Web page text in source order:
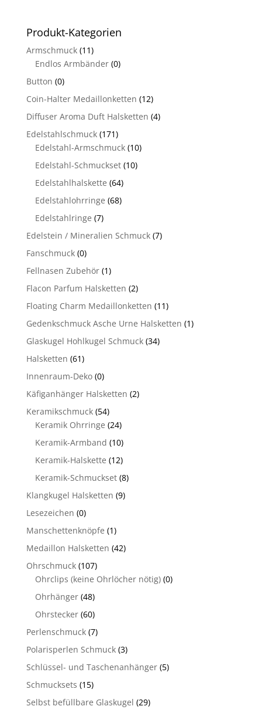
Produkt-Kategorien
Armschmuck (11)
Endlos Armbänder (0)
Button (0)
Coin-Halter Medaillonketten (12)
Diffuser Aroma Duft Halsketten (4)
Edelstahlschmuck (171)
Edelstahl-Armschmuck (10)
Edelstahl-Schmuckset (10)
Edelstahlhalskette (64)
Edelstahlohrringe (68)
Edelstahlringe (7)
Edelstein / Mineralien Schmuck (7)
Fanschmuck (0)
Fellnasen Zubehör (1)
Flacon Parfum Halsketten (2)
Floating Charm Medaillonketten (11)
Gedenkschmuck Asche Urne Halsketten (1)
Glaskugel Hohlkugel Schmuck (34)
Halsketten (61)
Innenraum-Deko (0)
Käfiganhänger Halsketten (2)
Keramikschmuck (54)
Keramik Ohrringe (24)
Keramik-Armband (10)
Keramik-Halskette (12)
Keramik-Schmuckset (8)
Klangkugel Halsketten (9)
Lesezeichen (0)
Manschettenknöpfe (1)
Medaillon Halsketten (42)
Ohrschmuck (107)
Ohrclips (keine Ohrlöcher nötig) (0)
Ohrhänger (48)
Ohrstecker (60)
Perlenschmuck (7)
Polarisperlen Schmuck (3)
Schlüssel- und Taschenanhänger (5)
Schmucksets (15)
Selbst befüllbare Glaskugel (29)